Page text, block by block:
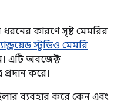
ধরনের কারণে সৃষ্ট মেমরির
স্টুডিও মেমরি
এটি অবজেক্ট
করে।
ব্যবহার করে কেন এবং